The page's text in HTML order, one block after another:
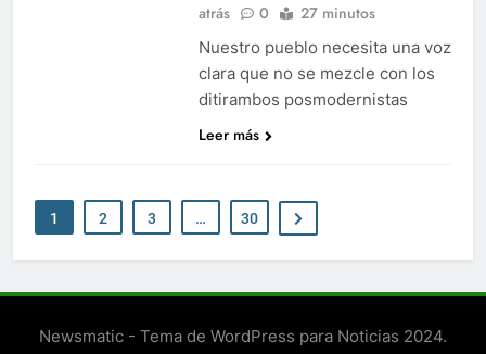
atrás
0 27 minutos
Nuestro pueblo necesita una voz
clara que no se mezcle con los
ditirambos posmodernistas
Leer más
1 2 3 … 30
Newsmatic - Tema de WordPress para Noticias 2024.